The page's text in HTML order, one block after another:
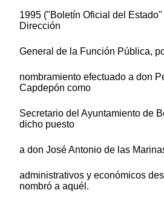
1995 ("Boletín Oficial del
Dirección
General de la Función Pública,
nombramiento efectuado a don
Capdepón como
Secretario del Ayuntamiento de
dicho puesto
a don José Antonio de las
administrativos y económicos
nombró a aquél.